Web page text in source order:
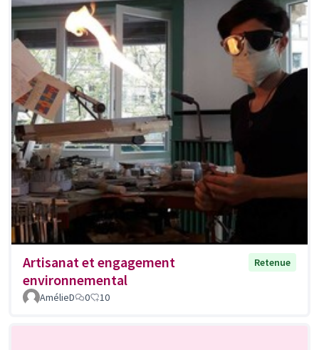
Artisanat et engagement
environnemental
Retenue
AmélieD 0 10